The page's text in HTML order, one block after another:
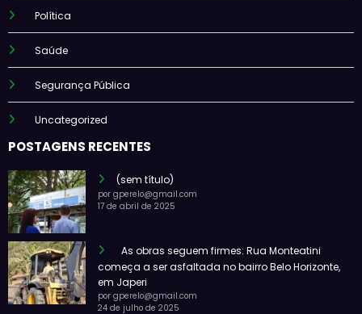
Política
Saúde
Segurança Pública
Uncategorized
POSTAGENS RECENTES
(sem título)
por gperelo@gmail.com
17 de abril de 2025
As obras seguem firmes: Rua Monteatini
começa a ser asfaltada no bairro Belo Horizonte,
em Japeri
por gperelo@gmail.com
24 de julho de 2025